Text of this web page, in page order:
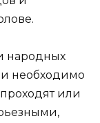
народных
необходимо
или